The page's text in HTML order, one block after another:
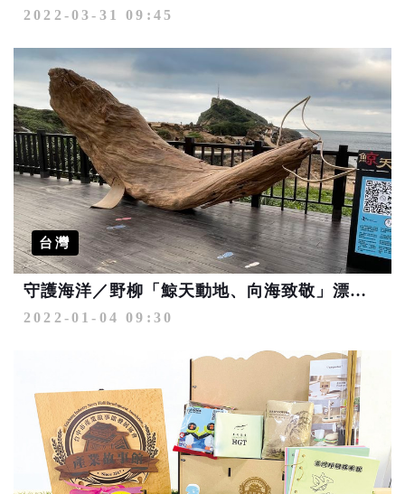
2022-03-31 09:45
台灣
守護海洋／野柳「鯨天動地、向海致敬」漂流木藝品1/10開展
2022-01-04 09:30